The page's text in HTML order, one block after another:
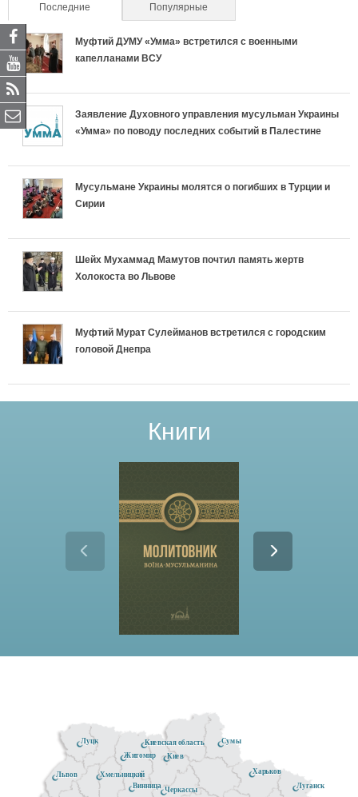
Последние (активная вкладка)Популярные
Муфтий ДУМУ «Умма» встретился с военными
капелланами ВСУ
Заявление Духовного управления мусульман Украины
«Умма» по поводу последних событий в Палестине
Мусульмане Украины молятся о погибших в Турции и
Сирии
Шейх Мухаммад Мамутов почтил память жертв
Холокоста во Львове
Муфтий Мурат Сулейманов встретился с городским
головой Днепра
Книги
Черкассы
Сумы
Луганск
Киев
Киевская область
Житомир
Винница
Хмельницкий
Луцк
Львов Харьков